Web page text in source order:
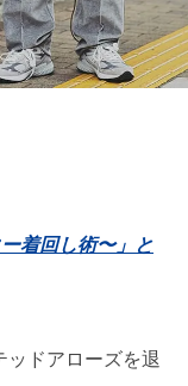
着回し術〜」と
ッドアローズを退